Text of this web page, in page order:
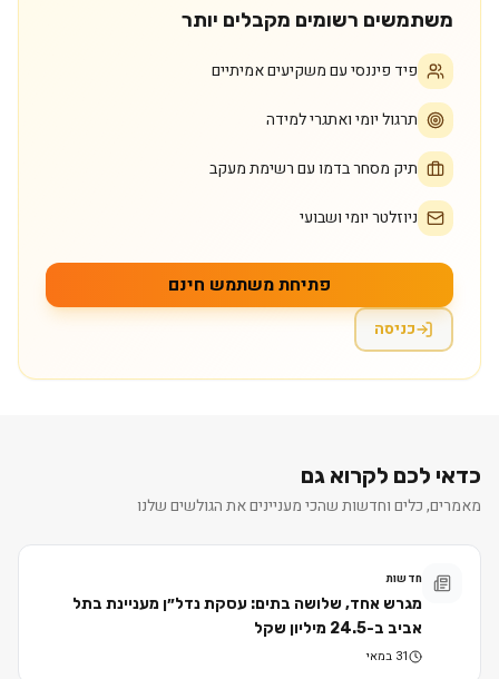
משתמשים רשומים מקבלים יותר
פיד פיננסי עם משקיעים אמיתיים
תרגול יומי ואתגרי למידה
תיק מסחר בדמו עם רשימת מעקב
ניוזלטר יומי ושבועי
פתיחת משתמש חינם
כניסה
כדאי לכם לקרוא גם
מאמרים, כלים וחדשות שהכי מעניינים את הגולשים שלנו
חדשות
מגרש אחד, שלושה בתים: עסקת נדל״ן מעניינת בתל
אביב ב-24.5 מיליון שקל
31 במאי